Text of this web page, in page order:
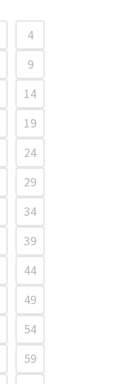
4
9
14
19
24
29
34
39
44
49
54
59